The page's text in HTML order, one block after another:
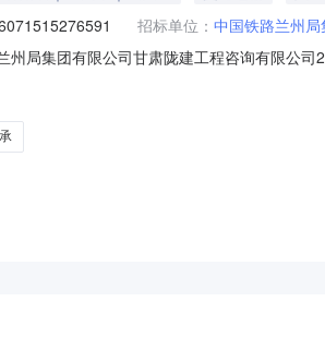
招标单位： 中国铁路兰州
州局集团有限公司甘肃陇建工程咨询有限公
的竞价项目结果公告如下